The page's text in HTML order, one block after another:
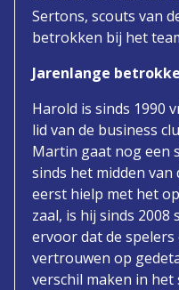
Sertons, scouts van
betrokken bij het
Jarenlange
Harold is sinds 1990
lid van de business
Martin gaat nog een
sinds het midden
eerst hielp met het
zaal, is hij sinds 2008
ervoor dat de spelers
vertrouwen op
verschil maken in het